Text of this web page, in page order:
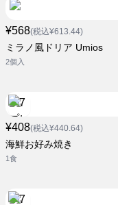
¥568(税込¥613.44)
ミラノ風ドリア Umios
2個入
¥408(税込¥440.64)
海鮮お好み焼き
1食